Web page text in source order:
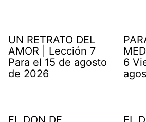
UN RETRATO DEL
AMOR | Lección 7
Para el 15 de agosto
de 2026
6